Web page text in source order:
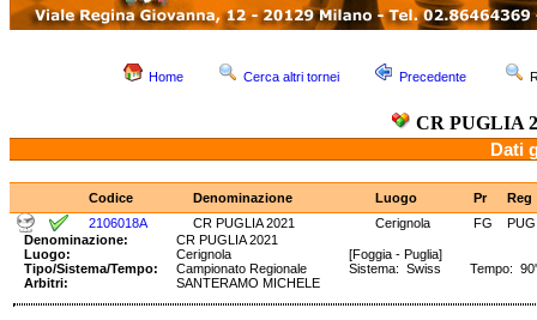
Home Cerca altri tornei Precedente
CR PUGLIA
Dati
Codice Denominazione Luogo Pr
Reg
2106018A
CR PUGLIA 2021 Cerignola FG
PUG
Denominazione:
CR PUGLIA 2021
Luogo:
Cerignola
[Foggia - Puglia]
Tipo/Sistema/Tempo:
Campionato Regionale
Sistema: Swiss Tempo: 90'
Arbitri:
SANTERAMO MICHELE